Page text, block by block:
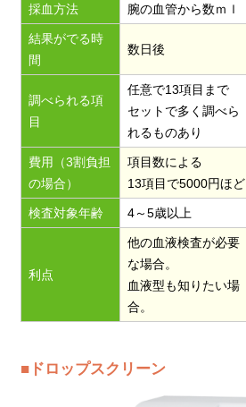
採血方法 腕の血管から数ｍｌ
結果がでる時
間
数日後
調べられる項
目
任意で13項目まで
セットで多く調べら
れるものあり
費用（3割負担
の場合）
項目数による
13項目で5000円ほど
検査対象年齢 4～5歳以上
利点
他の血液検査が必要
な場合。
血液型も知りたい場
合。
■ドロップスクリーン